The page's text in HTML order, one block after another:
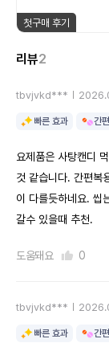
첫구매 후기
리뷰2
tbvjvkd***
빠른 효과 간
요제품은 사탕캔디
것 같습니다. 간편복
이 다를듯하네요. 씹
갈수 있을때 추천.
도움돼요 0
tbvjvkd***
빠른 효과 간